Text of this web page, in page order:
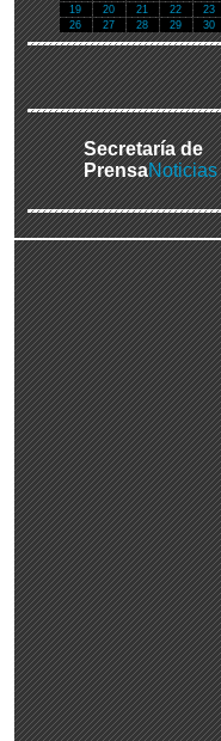
19
20 21 22 23
26
27 28 29 30
Secretaría de
PrensaNoticias